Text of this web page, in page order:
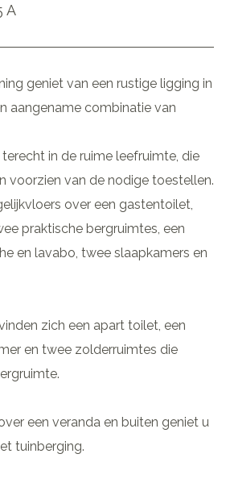
A
geniet van een rustige ligging in
aangename combinatie van
in de ruime leefruimte, die
voorzien van de nodige toestellen.
over een gastentoilet,
praktische bergruimtes, een
en lavabo, twee slaapkamers en
zich een apart toilet, een
en twee zolderruimtes die
een veranda en buiten geniet u
tuinberging.